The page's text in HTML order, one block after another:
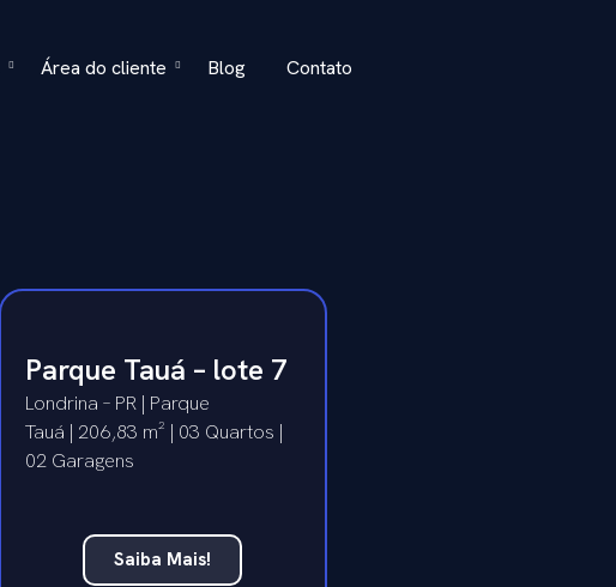
Área do cliente Blog Contato
Parque Tauá – lote 7
Londrina – PR | Parque
Tauá | 206,83 m² | 03 Quartos |
02 Garagens
Saiba Mais!